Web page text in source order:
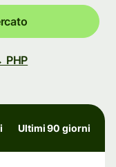
PHP
Ultimi 90 giorni